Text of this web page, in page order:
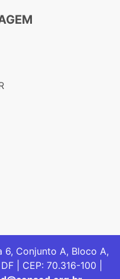
6, Conjunto A, Bloco A,
| CEP: 70.316-100 |